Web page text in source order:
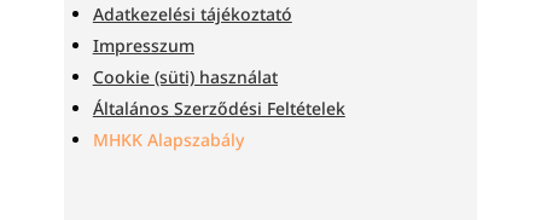
Adatkezelési tájékoztató
Impresszum
Cookie (süti) használat
Általános Szerződési Feltételek
MHKK Alapszabály